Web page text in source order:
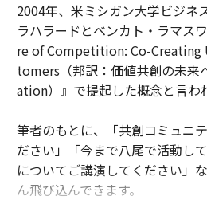
2004年、米ミシガン大学ビジネ
ラハラードとベンカト・ラマス
re of Competition: Co-Creating
tomers（邦訳：価値共創の未来
ation）』で提起した概念と言わ
筆者のもとに、「共創コミュニ
ださい」「今まで八尾で活動し
についてご講演してください」
ん飛び込んできます。